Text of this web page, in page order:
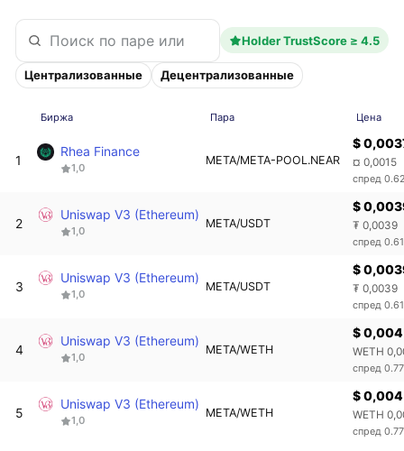
Holder TrustScore ≥ 4.5
Централизованные Децентрализованные
Биржа Пара Цена
1
Rhea Finance
1,0
META/META-POOL.NEAR
$
¤ 0,0015
спред
2
Uniswap V3 (Ethereum)
1,0
META/USDT
$
₮ 0,0039
спред
3
Uniswap V3 (Ethereum)
1,0
META/USDT
$
₮ 0,0039
спред
4
Uniswap V3 (Ethereum)
1,0
META/WETH
$ 0,004
WETH
спред
5
Uniswap V3 (Ethereum)
1,0
META/WETH
$ 0,004
WETH
спред